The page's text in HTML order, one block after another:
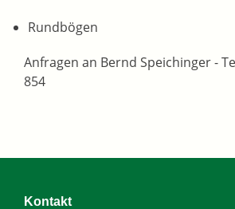
Rundbögen
Anfragen an Bernd Speichinger -
854
Kontakt